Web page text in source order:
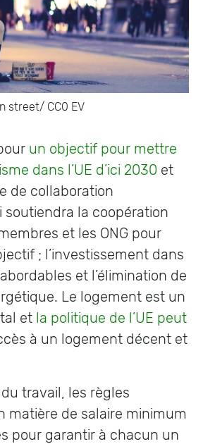
street/ CC0 EV
un objectif pour mettre
dans l’UE d’ici 2030 et
de collaboration
soutiendra la coopération
et les ONG pour
; l’investissement dans
et l’élimination de
Le logement est un
et la politique de l’UE peut
à un logement décent et
travail, les règles
matière de salaire minimum
pour garantir à chacun un